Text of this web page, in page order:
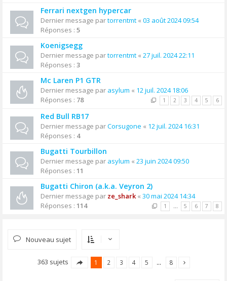
Ferrari nextgen hypercar
Dernier message partorrentmt « 03 août 2024 09:54
Réponses : 5
Koenigsegg
Dernier message partorrentmt « 27 juil. 2024 22:11
Réponses : 3
Mc Laren P1 GTR
Dernier message par asylum « 12 juil. 2024 18:06
Réponses : 78 1 2 3 4 5 6
Red Bull RB17
Dernier message parCorsugone « 12 juil. 2024 16:31
Réponses : 4
Bugatti Tourbillon
Dernier message par asylum « 23 juin 2024 09:50
Réponses : 11
Bugatti Chiron (a.k.a. Veyron 2)
Dernier message par ze_shark« 30 mai 2024 14:34
Réponses : 114 1 … 5 6 7 8
Nouveau sujet
363 sujets 1 2 3 4 5 … 8